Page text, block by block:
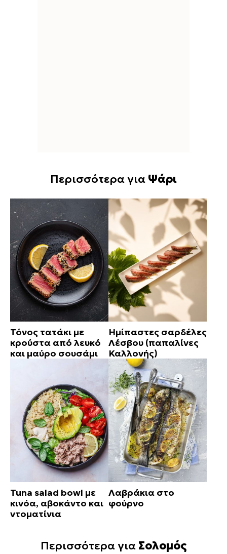
Περισσότερα για Ψάρι
Τόνος τατάκι με
κρούστα από λευκό
και μαύρο σουσάμι
Ημίπαστες σαρδέλες
Λέσβου (παπαλίνες
Καλλονής)
Tuna salad bowl με
κινόα, αβοκάντο και
ντοματίνια
Λαβράκια στο
φούρνο
Περισσότερα για Σολομός